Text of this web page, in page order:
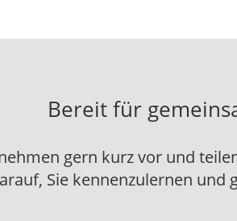
Bereit für
gern kurz vor und
Sie kennenzulernen und